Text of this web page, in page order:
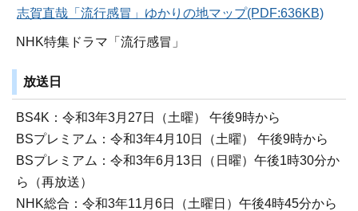
志賀直哉「流行感冒」ゆかりの地マップ(PDF:636KB)
NHK特集ドラマ「流行感冒」
放送日
BS4K：令和3年3月27日（土曜） 午後9時から
BSプレミアム：令和3年4月10日（土曜） 午後9時から
BSプレミアム：令和3年6月13日（日曜）午後1時30分か
ら（再放送）
NHK総合：令和3年11月6日（土曜日）午後4時45分から